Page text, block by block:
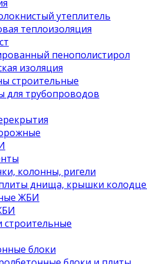
утеплитель
теплоизоляция
пенополистирол
изоляция
строительные
для трубопроводов
колонны, ригели
днища, крышки
ЖБИ
строительные
блоки